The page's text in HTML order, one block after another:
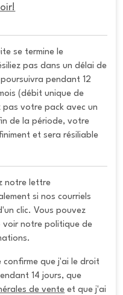
pas dans un délai de
pendant 12
(débit unique de
pas votre pack avec un
de la période, votre
et sera résiliable
notre lettre
si nos courriels
clic. Vous pouvez
voir notre politique de
confirme que j'ai le droit
14 jours, que
de vente et que j'ai